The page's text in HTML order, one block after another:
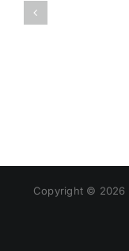
Copyright © 2026